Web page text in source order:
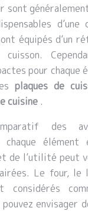
d’une
équipés d’un
cuisson.
pour chaque
plaques de
cuisine .
des
chaque
de l’utilité peut
Le four, le
considérés
envisager